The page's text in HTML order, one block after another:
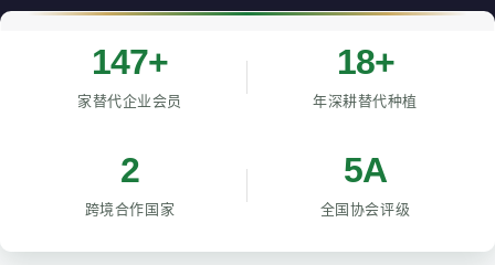
147+
家替代企业会员
18+
年深耕替代种植
2
跨境合作国家
5A
全国协会评级